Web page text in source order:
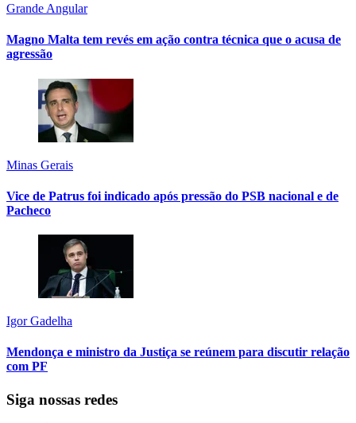
Grande Angular
Magno Malta tem revés em ação contra técnica que o acusa de
agressão
Minas Gerais
Vice de Patrus foi indicado após pressão do PSB nacional e de
Pacheco
Igor Gadelha
Mendonça e ministro da Justiça se reúnem para discutir relação
com PF
Siga nossas redes